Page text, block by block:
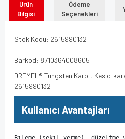
Ürün
Bilgisi
Ödeme
Seçenekleri
Stok Kodu: 2615990132
Barkod: 8710364008605
DREMEL® Tungsten Karpit Kesici
2615990132
Kullanıcı Avantajları